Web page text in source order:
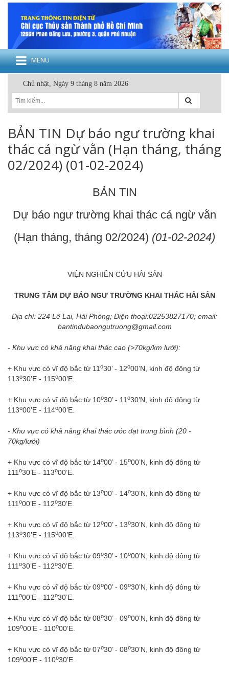
MENU
Chủ nhật, Ngày 9 tháng 8 năm 2026
BẢN TIN Dự báo ngư trường khai
thác cá ngừ vằn (Hạn tháng, tháng
02/2024) (01-02-2024)
BẢN TIN
Dự báo ngư trường khai thác cá ngừ vằn
(Hạn tháng, tháng 02/2024) (01-02-2024)
VIỆN NGHIÊN CỨU HẢI SẢN
TRUNG TÂM DỰ BÁO NGƯ TRƯỜNG KHAI THÁC HẢI SẢN
Địa chỉ: 224 Lê Lai, Hải Phòng; Điện thoại:02253827170; email:
bantindubaongutruong@gmail.com
- Khu vực có khả năng khai thác cao (>70kg/km lưới):
+ Khu vực có vĩ độ bắc từ 11o30’ - 12o00’N, kinh độ đông từ
113o30’E - 115o00’E.
+ Khu vực có vĩ độ bắc từ 10o30’ - 11o30’N, kinh độ đông từ
113o00’E - 114o00’E.
- Khu vực có khả năng khai thác ước đạt trung bình (20 -
70kg/lưới)
+ Khu vực có vĩ độ bắc từ 14o00’ - 15o00’N, kinh độ đông từ
111o30’E - 113o00’E.
+ Khu vực có vĩ độ bắc từ 13o00’ - 14o30’N, kinh độ đông từ
111o00’E - 112o30’E.
+ Khu vực có vĩ độ bắc từ 12o00’ - 13o30’N, kinh độ đông từ
113o30’E - 115o00’E.
+ Khu vực có vĩ độ bắc từ 09o30’ - 10o00’N, kinh độ đông từ
111o30’E - 112o30’E.
+ Khu vực có vĩ độ bắc từ 09o00’ - 09o30’N, kinh độ đông từ
111o00’E - 112o30’E.
+ Khu vực có vĩ độ bắc từ 08o30’ - 09o00’N, kinh độ đông từ
109o00’E - 110o00’E.
+ Khu vực có vĩ độ bắc từ 07o30’ - 08o30’N, kinh độ đông từ
109o00’E - 110o30’E.